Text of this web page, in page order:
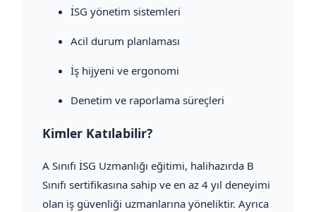
İSG yönetim sistemleri
Acil durum planlaması
İş hijyeni ve ergonomi
Denetim ve raporlama süreçleri
Kimler Katılabilir?
A Sınıfı İSG Uzmanlığı eğitimi, halihazırda B
Sınıfı sertifikasına sahip ve en az 4 yıl deneyimi
olan iş güvenliği uzmanlarına yöneliktir. Ayrıca